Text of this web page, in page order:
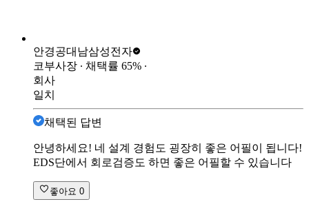
안경공대남삼성전자
코부사장 ∙ 채택률 65% ∙
회사
일치
채택된 답변
안녕하세요! 네 설계 경험도 굉장히 좋은 어필이 됩니다!
EDS단에서 회로검증도 하면 좋은 어필할 수 있습니다
좋아요 0